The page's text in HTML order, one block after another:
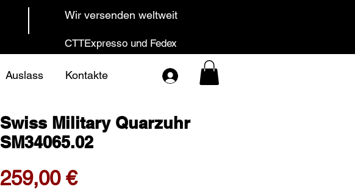
Wir versenden weltweit
CTTExpresso und Fedex
Auslass Kontakte
Swiss Military Quarzuhr
SM34065.02
259,00 €Preis